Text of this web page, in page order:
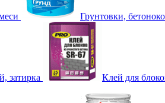
Грунтовки,
затирка Клей для